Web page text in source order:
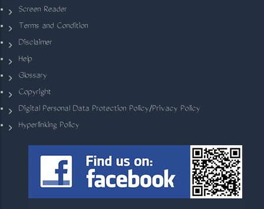
Screen Reader
Terms and Condition
Disclaimer
Help
Glossary
Copyright
Digital Personal Data Protection Policy/Privacy Policy
Hyperlinking Policy